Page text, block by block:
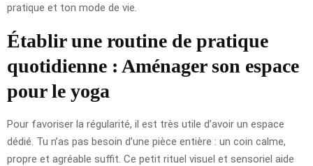
pratique et ton mode de vie.
Établir une routine de pratique
quotidienne : Aménager son espace
pour le yoga
Pour favoriser la régularité, il est très utile d’avoir un espace
dédié. Tu n’as pas besoin d’une pièce entière : un coin calme,
propre et agréable suffit. Ce petit rituel visuel et sensoriel aide